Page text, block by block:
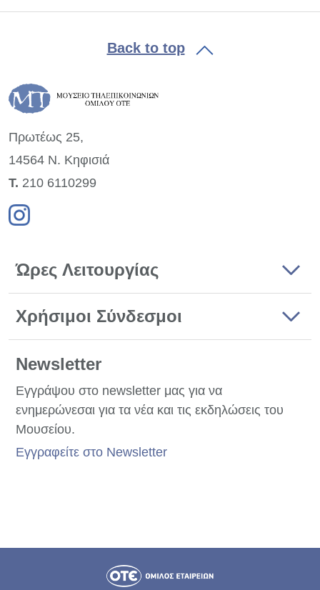
Back to top
Πρωτέως 25,
14564 Ν. Κηφισιά
Τ. 210 6110299
Ώρες Λειτουργίας
Χρήσιμοι Σύνδεσμοι
Newsletter
Εγγράψου στο newsletter μας για να
ενημερώνεσαι για τα νέα και τις εκδηλώσεις του
Μουσείου.
Εγγραφείτε στο Newsletter